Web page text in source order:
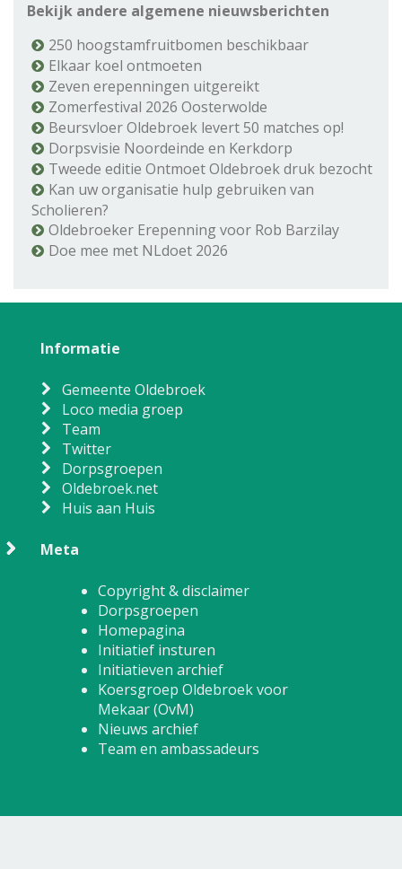
Bekijk andere algemene nieuwsberichten
250 hoogstamfruitbomen beschikbaar
Elkaar koel ontmoeten
Zeven erepenningen uitgereikt
Zomerfestival 2026 Oosterwolde
Beursvloer Oldebroek levert 50 matches op!
Dorpsvisie Noordeinde en Kerkdorp
Tweede editie Ontmoet Oldebroek druk bezocht
Kan uw organisatie hulp gebruiken van
Scholieren?
Oldebroeker Erepenning voor Rob Barzilay
Doe mee met NLdoet 2026
Informatie
Gemeente Oldebroek
Loco media groep
Team
Twitter
Dorpsgroepen
Oldebroek.net
Huis aan Huis
Meta
Copyright & disclaimer
Dorpsgroepen
Homepagina
Initiatief insturen
Initiatieven archief
Koersgroep Oldebroek voor
Mekaar (OvM)
Nieuws archief
Team en ambassadeurs